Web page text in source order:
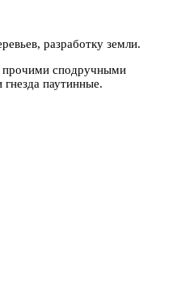
разработку земли.
прочими сподручными
паутинные.